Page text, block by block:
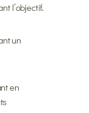
l’objectif.